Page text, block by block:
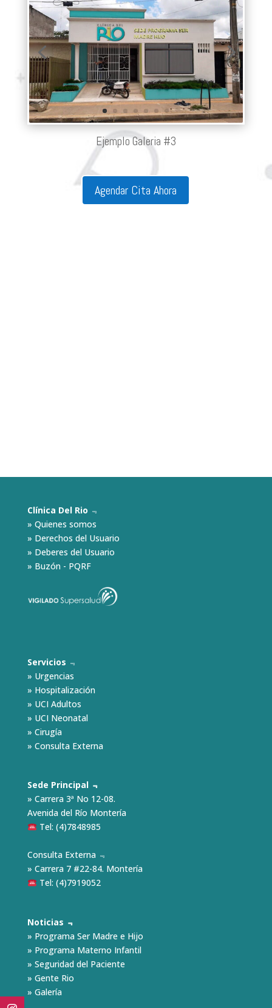
Ejemplo Galeria #3
Agendar Cita Ahora
Clínica Del Rio ﹃
» Quienes somos
» Derechos del Usuario
» Deberes del Usuario
» Buzón - PQRF
Servicios ﹃
» Urgencias
» Hospitalización
» UCI Adultos
» UCI Neonatal
» Cirugía
» Consulta Externa
Sede Principal ﹃
» Carrera 3ª No 12-08.
Avenida del Río Montería
Tel: (4)7848985
Consulta Externa ﹃
» Carrera 7 #22-84. Montería
Tel: (4)7919052
Noticias ﹃
» Programa Ser Madre e Hijo
» Programa Materno Infantil
» Seguridad del Paciente
» Gente Rio
» Galería